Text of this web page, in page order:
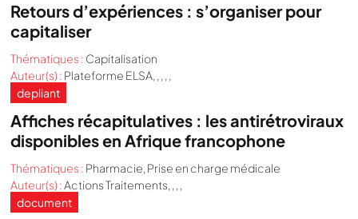
Retours d’expériences : s’organiser pour
capitaliser
Thématiques : Capitalisation
Auteur(s) : Plateforme ELSA, , , , ,
depliant
Affiches récapitulatives : les antirétroviraux
disponibles en Afrique francophone
Thématiques : Pharmacie, Prise en charge médicale
Auteur(s) :Actions Traitements, , , ,
document